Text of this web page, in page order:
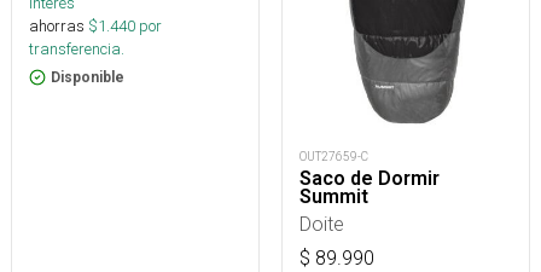
ahorras $1.440 por
transferencia.
Disponible
OUT27659-C
Saco de Dormir
Summit
Doite
$ 89.990